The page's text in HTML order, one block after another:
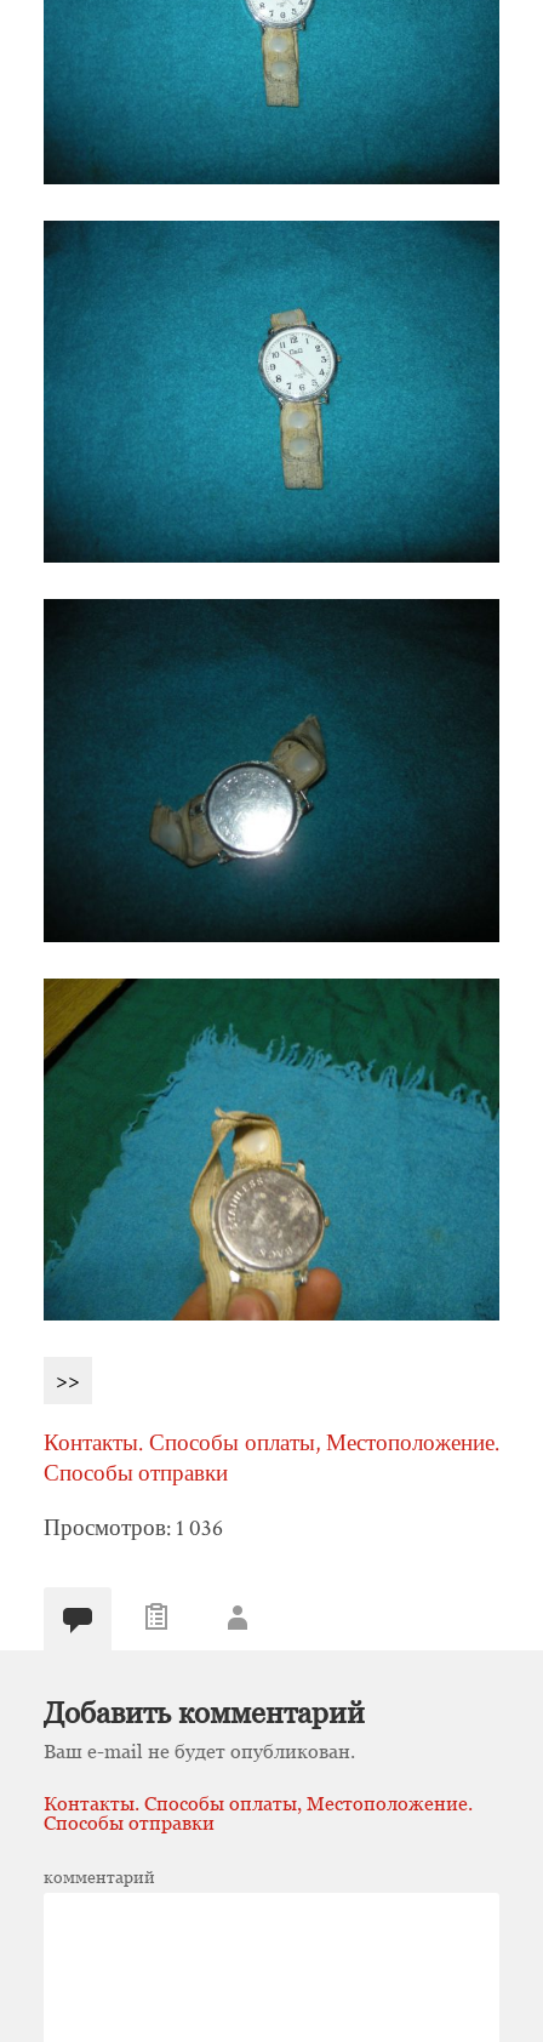
>>
Контакты. Способы оплаты, Местоположение.
Способы отправки
Просмотров: 1 036
Добавить комментарий
Ваш e-mail не будет опубликован.
Контакты. Способы оплаты, Местоположение.
Способы отправки
комментарий